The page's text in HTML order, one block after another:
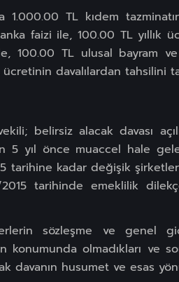
1.000.00 TL kıdem
faizi ile, 100.00 TL yıllık
100.00 TL ulusal bayram
davalılardan tahsilini
belirsiz alacak davası
5 yıl önce muaccel hale
tarihine kadar değişik
2015 tarihinde emeklilik
sözleşme ve genel
konumunda olmadıkları
davanın husumet ve esas